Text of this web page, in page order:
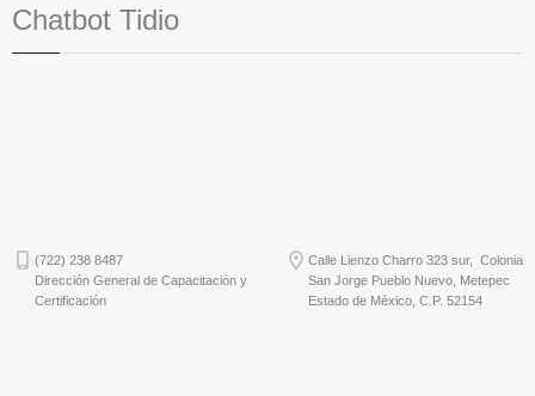
Chatbot Tidio
(722) 238 8487
Dirección General de Capacitación y
Certificación
Calle Lienzo Charro 323 sur, Colonia
San Jorge Pueblo Nuevo, Metepec
Estado de México, C.P. 52154